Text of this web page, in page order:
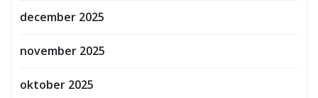
december 2025
november 2025
oktober 2025